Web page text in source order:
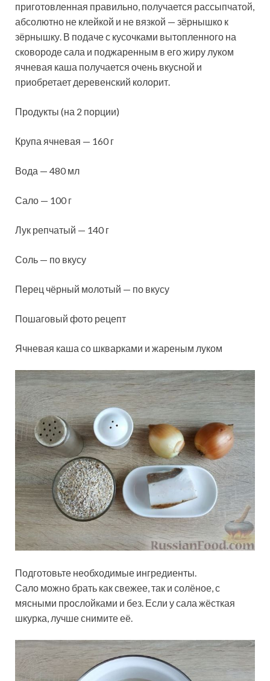
приготовленная правильно, получается рассыпчатой,
абсолютно не клейкой и не вязкой — зёрнышко к
зёрнышку. В подаче с кусочками вытопленного на
сковороде сала и поджаренным в его жиру луком
ячневая каша получается очень вкусной и
приобретает деревенский колорит.
Продукты (на 2 порции)
Крупа ячневая — 160 г
Вода — 480 мл
Сало — 100 г
Лук репчатый — 140 г
Соль — по вкусу
Перец чёрный молотый — по вкусу
Пошаговый фото рецепт
Ячневая каша со шкварками и жареным луком
Подготовьте необходимые ингредиенты.
Сало можно брать как свежее, так и солёное, с
мясными прослойками и без. Если у сала жёсткая
шкурка, лучше снимите её.